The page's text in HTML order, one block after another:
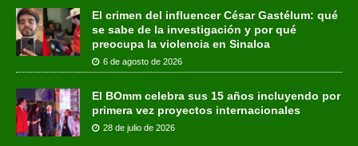
El crimen del influencer César Gastélum: qué
se sabe de la investigación y por qué
preocupa la violencia en Sinaloa
6 de agosto de 2026
El BOmm celebra sus 15 años incluyendo por
primera vez proyectos internacionales
28 de julio de 2026